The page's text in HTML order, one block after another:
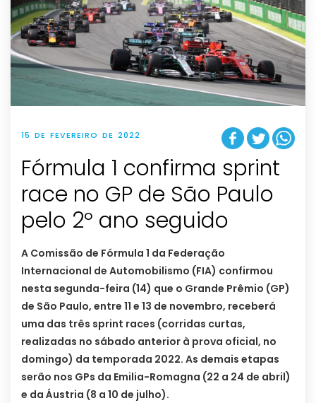
15 DE FEVEREIRO DE 2022
Fórmula 1 confirma sprint
race no GP de São Paulo
pelo 2º ano seguido
A Comissão de Fórmula 1 da Federação
Internacional de Automobilismo (FIA) confirmou
nesta segunda-feira (14) que o Grande Prêmio (GP)
de São Paulo, entre 11 e 13 de novembro, receberá
uma das três sprint races (corridas curtas,
realizadas no sábado anterior à prova oficial, no
domingo) da temporada 2022. As demais etapas
serão nos GPs da Emilia-Romagna (22 a 24 de abril)
e da Áustria (8 a 10 de julho).